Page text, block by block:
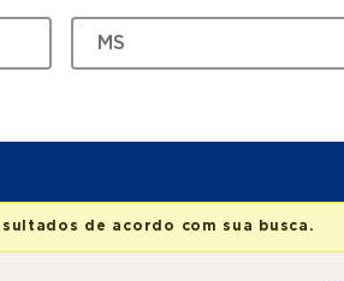
de acordo com sua busca.